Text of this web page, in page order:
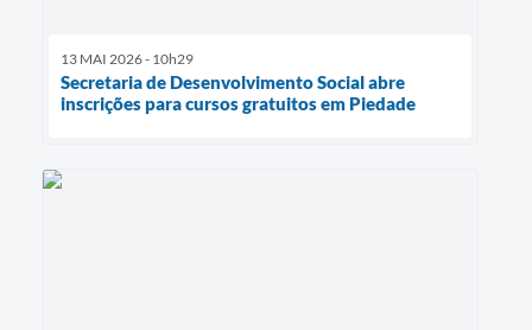
13 MAI 2026 - 10h29
Secretaria de Desenvolvimento Social abre
inscrições para cursos gratuitos em Piedade